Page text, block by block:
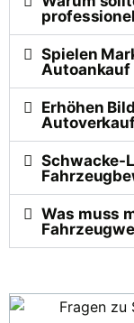
Spielen
Autoankauf
Erhöhen
Schwacke-
Was muss